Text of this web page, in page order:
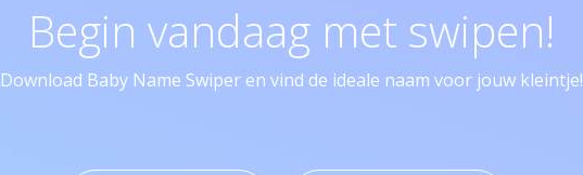
Begin vandaag met swipen!
Download Baby Name Swiper en vind de ideale naam voor jouw kleintje!